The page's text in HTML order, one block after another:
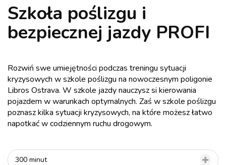
Szkoła poślizgu i
bezpiecznej jazdy PROFI
Rozwiń swe umiejętności podczas treningu sytuacji
kryzysowych w szkole poślizgu na nowoczesnym poligonie
Libros Ostrava. W szkole jazdy nauczysz si kierowania
pojazdem w warunkach optymalnych. Zaś w szkole poślizgu
poznasz kilka sytuacji kryzysowych, na które możesz łatwo
napotkać w codziennym ruchu drogowym.
300 minut